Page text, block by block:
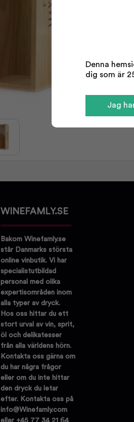
WINEFAMLY.SE
Bakom Winefamly.se
står Danmarks största
online vinbutik. Vi har
specialistutbildad
personal med olika
expertisområden inom
alla typer av dryck.
Hos oss hittar du ett
stort urval av vin, sprit,
öl och delikatesser
från alla världens hörn.
Kontakta oss gärna om
du har några frågor
eller om du inte hittar
den dryck du letar
efter. Kontakta oss på
info@Winefamly.com
eller +45 77 34 21 64
Denna
dig som är
Jag